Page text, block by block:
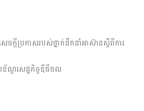
ដីប្រកាសរបស់ថ្នាក់ដឹកនាំអាស៊ានស្ដីពីការ
ខ័ណ្ឌសេដ្ឋកិច្ចឌីជីថល